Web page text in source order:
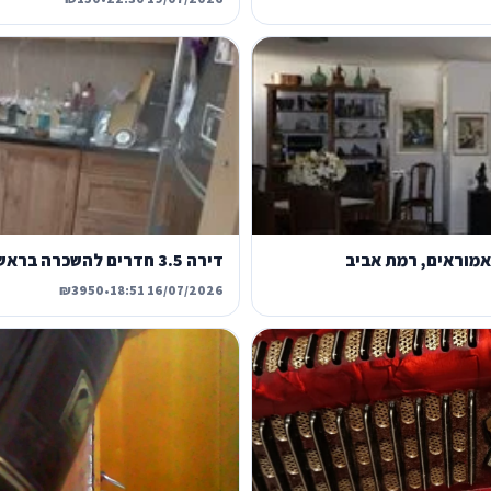
דירה 3.5 חדרים להשכרה בראשון לציון, שמואל שרירא, גני ראשון
16/07/2026 18:51
•
₪3950